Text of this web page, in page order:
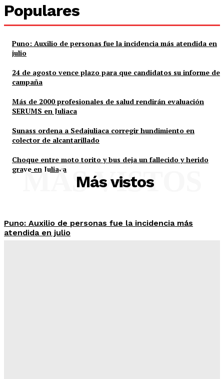
Populares
Puno: Auxilio de personas fue la incidencia más atendida en
julio
24 de agosto vence plazo para que candidatos su informe de
campaña
Más de 2000 profesionales de salud rendirán evaluación
SERUMS en Juliaca
Sunass ordena a Sedajuliaca corregir hundimiento en
colector de alcantarillado
Choque entre moto torito y bus deja un fallecido y herido
grave en Juliaca
Más vistos
MÁS VISTOS
Puno: Auxilio de personas fue la incidencia más
atendida en julio